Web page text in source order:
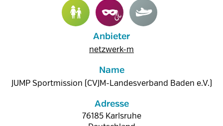
Anbieter
netzwerk-m
Name
JUMP Sportmission (CVJM-Landesverband Baden e.V.)
Adresse
76185 Karlsruhe